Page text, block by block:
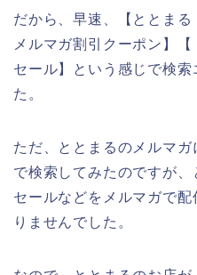
だから、早速、【ととま
メルマガ割引クーポン】
セール】という感じで検
た。
ただ、ととまるのメルマ
で検索してみたのですが
セールなどをメルマガで
りませんでした。